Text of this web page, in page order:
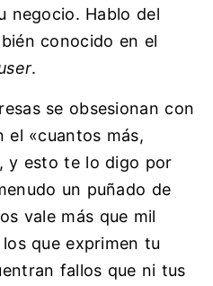
negocio. Hablo del
conocido en el
.
se obsesionan con
el «cuantos más,
y esto te lo digo por
un puñado de
vale más que mil
que exprimen tu
fallos que ni tus